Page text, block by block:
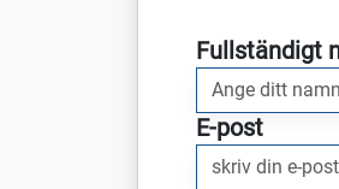
Fullständigt
E-post